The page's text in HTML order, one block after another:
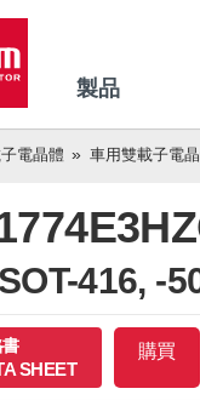
製品
電晶體 車用雙載子電
416, -
SHEET
購買